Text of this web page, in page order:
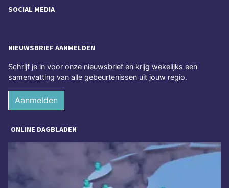
SOCIAL MEDIA
NIEUWSBRIEF AANMELDEN
Schrijf je in voor onze nieuwsbrief en krijg wekelijks een
samenvatting van alle gebeurtenissen uit jouw regio.
Aanmelden
ONLINE DAGBLADEN